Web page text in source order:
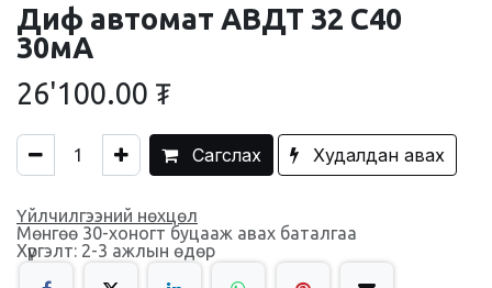
Диф автомат АВДТ 32 С40
30мА
26'100.00 ₮
Сагслах Худалдан авах
Үйлчилгээний нөхцөл
Мөнгөө 30-хоногт буцааж авах баталгаа
Хүргэлт: 2-3 ажлын өдөр